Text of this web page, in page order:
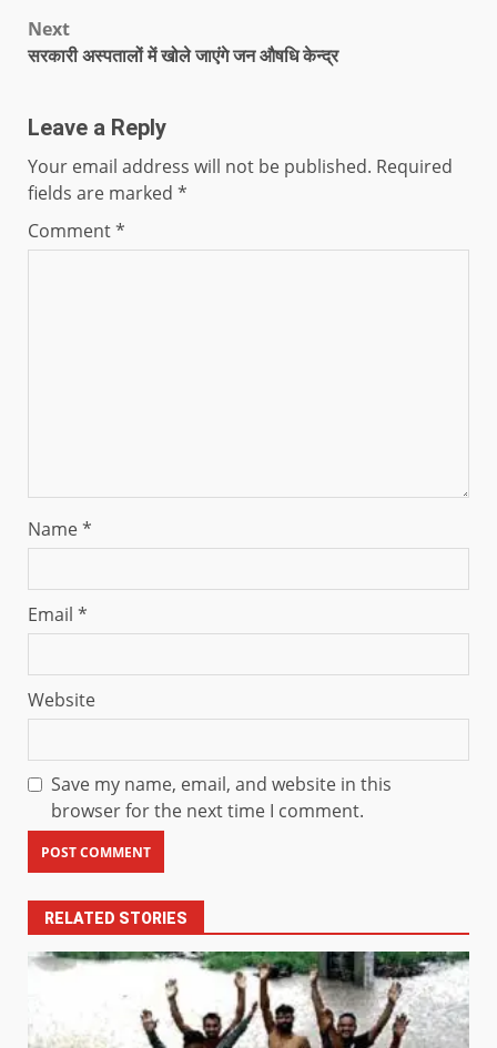
Next
सरकारी अस्पतालों में खोले जाएंगे जन औषधि केन्द्र
Leave a Reply
Your email address will not be published. Required
fields are marked *
Comment*
Name*
Email *
Website
Save my name, email, and website in this
browser for the next time I comment.
RELATED STORIES